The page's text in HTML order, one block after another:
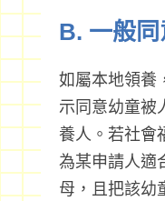
B. 一般
如屬本地領養
示同意幼童被
養人。若社會
為某申請人適
母，且把該幼